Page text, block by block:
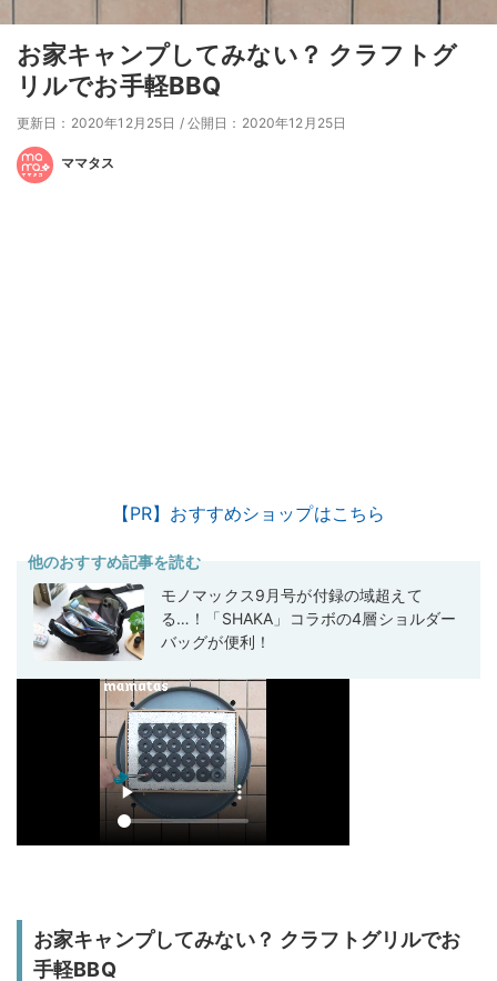
お家キャンプしてみない？ クラフトグ
リルでお手軽BBQ
更新日：2020年12月25日 / 公開日：2020年12月25日
ママタス
【PR】おすすめショップはこちら
他のおすすめ記事を読む
モノマックス9月号が付録の域超えて
る…！「SHAKA」コラボの4層ショルダー
バッグが便利！
お家キャンプしてみない？ クラフトグリルでお
手軽BBQ